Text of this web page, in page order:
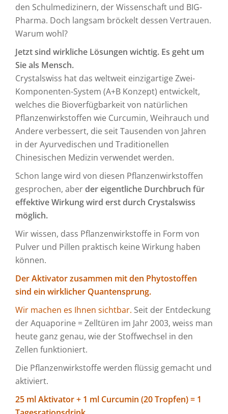
den Schulmedizinern, der Wissenschaft und BIG-
Pharma. Doch langsam bröckelt dessen Vertrauen.
Warum wohl?
Jetzt sind wirkliche Lösungen wichtig. Es geht um
Sie als Mensch.
Crystalswiss hat das weltweit einzigartige Zwei-
Komponenten-System (A+B Konzept) entwickelt,
welches die Bioverfügbarkeit von natürlichen
Pflanzenwirkstoffen wie Curcumin, Weihrauch und
Andere verbessert, die seit Tausenden von Jahren
in der Ayurvedischen und Traditionellen
Chinesischen Medizin verwendet werden.
Schon lange wird von diesen Pflanzenwirkstoffen
gesprochen, aberder eigentliche Durchbruch für
effektive Wirkung wird erst durch Crystalswiss
möglich.
Wir wissen, dass Pflanzenwirkstoffe in Form von
Pulver und Pillen praktisch keine Wirkung haben
können.
Der Aktivator zusammen mit den Phytostoffen
sind ein wirklicher Quantensprung.
Wir machen es Ihnen sichtbar. Seit der Entdeckung
der Aquaporine = Zelltüren im Jahr 2003, weiss man
heute ganz genau, wie der Stoffwechsel in den
Zellen funktioniert.
Die Pflanzenwirkstoffe werden flüssig gemacht und
aktiviert.
25 ml Aktivator + 1 ml Curcumin (20 Tropfen) = 1